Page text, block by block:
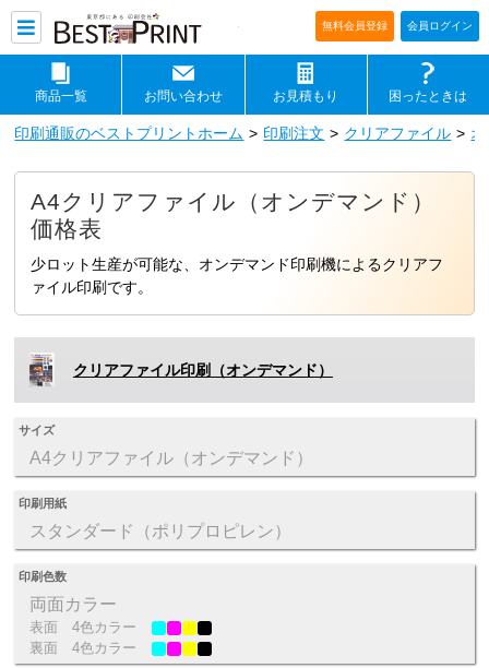
印刷通販ベストプリントベストプリ
無料会員登録 会員ログイン
商品一覧 お問い合わせ お見積もり 困ったときは
印刷通販のベストプリントホーム 印刷注文 クリアファイル
A4クリアファイル（オンデマンド）
価格表
少ロット生産が可能な、オンデマンド印刷機によるクリアフ
ァイル印刷です。
クリアファイル印刷（オンデマンド）
サイズ
A4クリアファイル（オンデマンド）
印刷用紙
スタンダード（ポリプロピレン）
印刷色数
両面カラー
表面
4色カラー
裏面
4色カラー